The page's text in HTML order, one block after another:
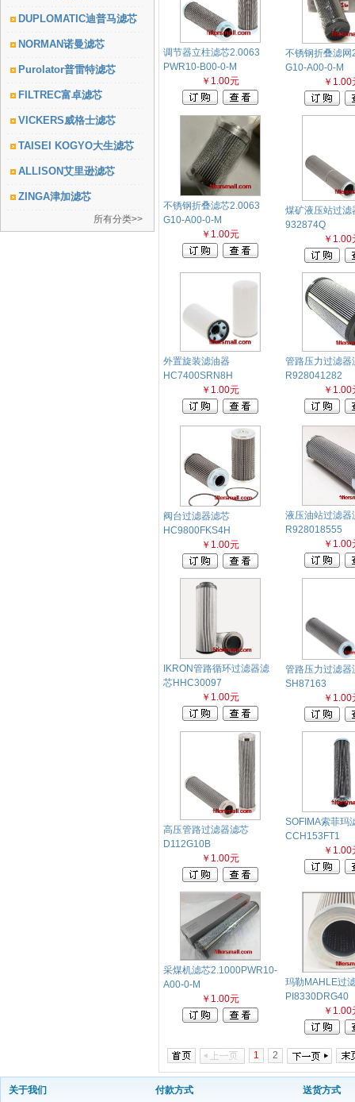
DUPLOMATIC迪普马滤芯
NORMAN诺曼滤芯
Purolator普雷特滤芯
FILTREC富卓滤芯
VICKERS威格士滤芯
TAISEI KOGYO大生滤芯
ALLISON艾里逊滤芯
ZINGA津加滤芯
所有分类>>
调节器立柱滤芯2.0063
PWR10-B00-0-M
￥1.00元
不锈钢折叠滤网
G10-A00-0-M
￥1.00
不锈钢折叠滤芯2.0063
G10-A00-0-M
￥1.00元
煤矿液压站过滤
932874Q
￥1.00
外置旋装滤油器
HC7400SRN8H
￥1.00元
管路压力过滤器
R928041282
￥1.00
阀台过滤器滤芯
HC9800FKS4H
￥1.00元
液压油站过滤器
R928018555
￥1.00
IKRON管路循环过滤器滤
芯HHC30097
￥1.00元
管路压力过滤器
SH87163
￥1.00
高压管路过滤器滤芯
D112G10B
￥1.00元
SOFIMA索菲玛
CCH153FT1
￥1.00
采煤机滤芯2.1000PWR10-
A00-0-M
￥1.00元
玛勒MAHLE过
PI8330DRG40
￥1.00
1 2
关于我们
付款方式
送货方式